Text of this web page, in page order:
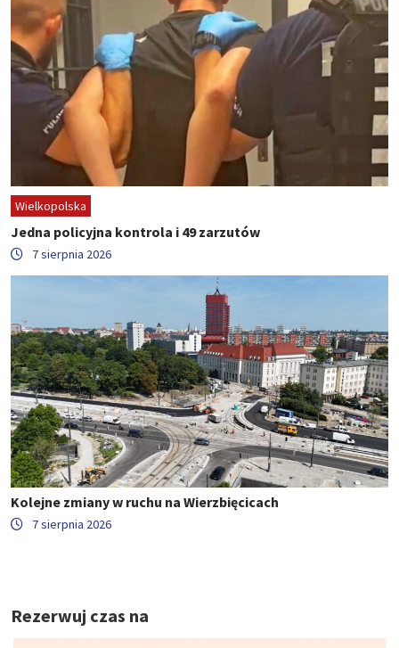
Wielkopolska
Jedna policyjna kontrola i 49 zarzutów
7 sierpnia 2026
Kolejne zmiany w ruchu na Wierzbięcicach
7 sierpnia 2026
Rezerwuj czas na